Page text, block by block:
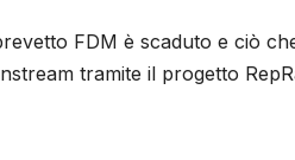
FDM è scaduto e ciò
tramite il progetto